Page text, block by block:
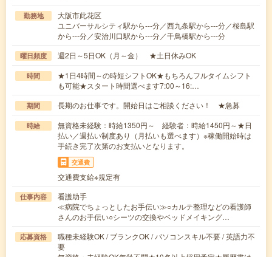
勤務地
大阪市此花区
ユニバーサルシティ駅から---分／西九条駅から---分／桜島駅
から---分／安治川口駅から---分／千鳥橋駅から---分
曜日頻度 週2日～5日OK（月～金） ★土日休みOK
時間
★1日4時間～の時短シフトOK★もちろんフルタイムシフト
も可能★スタート時間選べます7:00～16:…
期間 長期のお仕事です。開始日はご相談ください！ ★急募
時給
無資格未経験：時給1350円～ 経験者：時給1450円～★日
払い／週払い制度あり（月払いも選べます）※稼働開始時は
手続き完了次第のお支払いとなります。
交通費
交通費支給※規定有
仕事内容
看護助手
≪病院でちょっとしたお手伝い≫○カルテ整理などの看護師
さんのお手伝い○シーツの交換やベッドメイキング…
応募資格
職種未経験OK / ブランクOK / パソコンスキル不要 / 英語力不
要